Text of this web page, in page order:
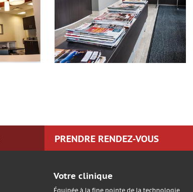
PRENDRE RENDEZ-VOUS
Votre clinique
Équipée à la fine pointe de la technologie,